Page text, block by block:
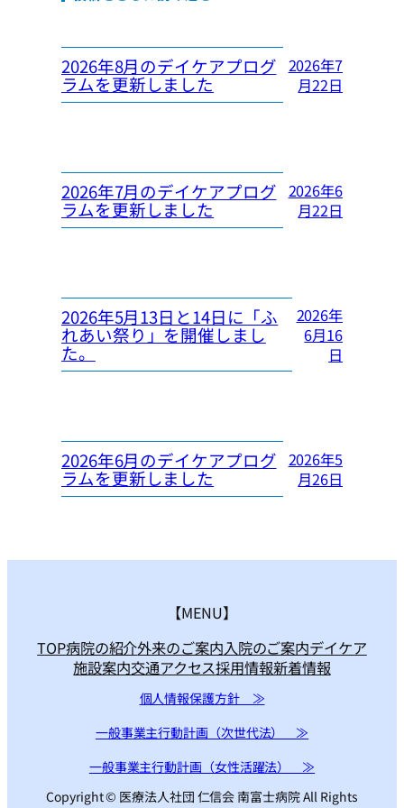
2026年8月のデイケアプログ
ラムを更新しました
2026年7
月22日
2026年7月のデイケアプログ
ラムを更新しました
2026年6
月22日
2026年5月13日と14日に「ふ
れあい祭り」を開催しまし
た。
2026年
6月16
日
2026年6月のデイケアプログ
ラムを更新しました
2026年5
月26日
【MENU】
TOP病院の紹介外来のご案内入院のご案内デイケア
施設案内交通アクセス採用情報新着情報
個人情報保護方針 ≫
一般事業主行動計画（次世代法） ≫
一般事業主行動計画（女性活躍法） ≫
Copyright © 医療法人社団 仁信会 南富士病院 All Rights